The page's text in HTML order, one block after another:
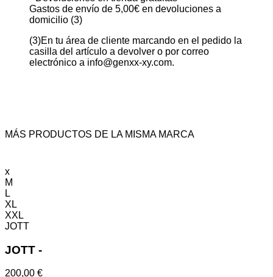
Gastos de envío de 5,00€ en devoluciones a
domicilio (3)
(3)En tu área de cliente marcando en el pedido la
casilla del artículo a devolver o por correo
electrónico a info@genxx-xy.com.
MÁS PRODUCTOS DE LA MISMA MARCA
x
M
L
XL
XXL
JOTT
JOTT -
200,00 €